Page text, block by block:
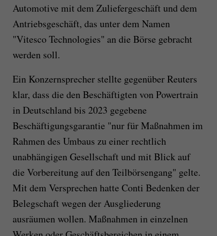
Automotive mit dem Zuliefergeschäft und dem
Antriebsgeschäft, das unter dem Namen
"Vitesco Technologies" an die Börse gebracht
werden soll.
Ein Konzernsprecher stellte gegenüber Reuters
klar, dass die den Beschäftigten von Powertrain
in Deutschland bis 2023 gegebene
Beschäftigungsgarantie "nur für Maßnahmen im
Rahmen des Umbaus zu einer rechtlich
unabhängigen Gesellschaft und mit Blick auf
die Vorbereitung auf den Teilbörsengang" gelte.
Mit dem Versprechen hatte Conti Bedenken der
Belegschaft wegen der Ausgliederung
ausräumen wollen. Maßnahmen in einzelnen